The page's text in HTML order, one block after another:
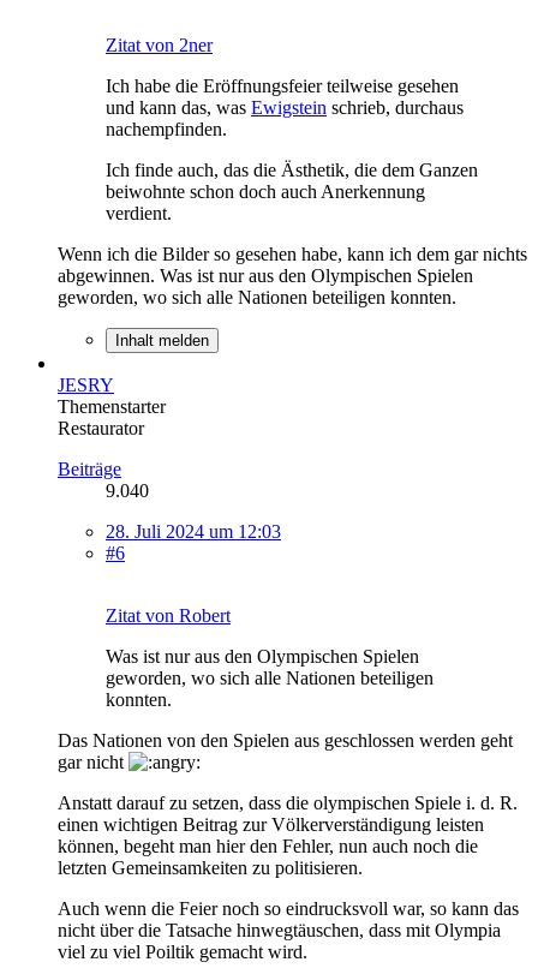
Zitat von 2ner
Ich habe die Eröffnungsfeier teilweise gesehen
und kann das, was Ewigstein schrieb, durchaus
nachempfinden.
Ich finde auch, das die Ästhetik, die dem Ganzen
beiwohnte schon doch auch Anerkennung
verdient.
Wenn ich die Bilder so gesehen habe, kann ich dem gar nichts
abgewinnen. Was ist nur aus den Olympischen Spielen
geworden, wo sich alle Nationen beteiligen konnten.
Inhalt melden
JESRY
Themenstarter
Restaurator
Beiträge
9.040
28. Juli 2024 um 12:03
#6
Zitat von Robert
Was ist nur aus den Olympischen Spielen
geworden, wo sich alle Nationen beteiligen
konnten.
Das Nationen von den Spielen aus geschlossen werden geht
gar nicht
Anstatt darauf zu setzen, dass die olympischen Spiele i. d. R.
einen wichtigen Beitrag zur Völkerverständigung leisten
können, begeht man hier den Fehler, nun auch noch die
letzten Gemeinsamkeiten zu politisieren.
Auch wenn die Feier noch so eindrucksvoll war, so kann das
nicht über die Tatsache hinwegtäuschen, dass mit Olympia
viel zu viel Poiltik gemacht wird.